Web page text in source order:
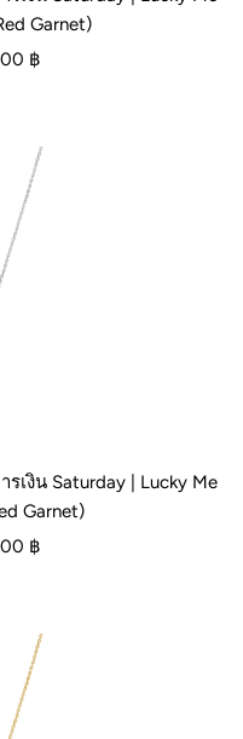
Garnet)
฿
เงิน Saturday | Lucky Me
Garnet)
฿